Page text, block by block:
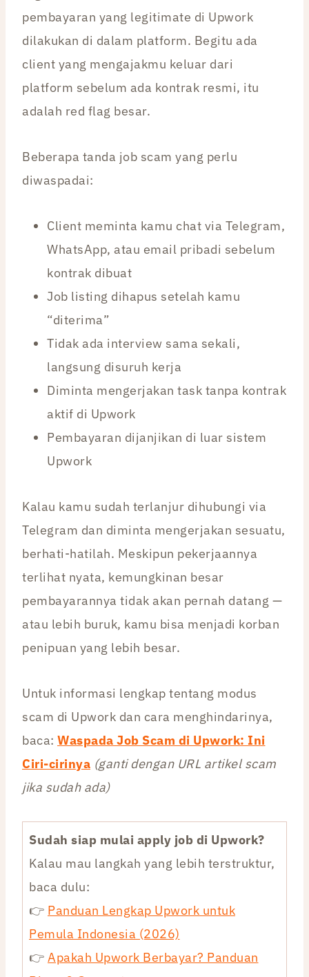
pembayaran yang legitimate di Upwork
dilakukan di dalam platform. Begitu ada
client yang mengajakmu keluar dari
platform sebelum ada kontrak resmi, itu
adalah red flag besar.
Beberapa tanda job scam yang perlu
diwaspadai:
Client meminta kamu chat via Telegram,
WhatsApp, atau email pribadi sebelum
kontrak dibuat
Job listing dihapus setelah kamu
“diterima”
Tidak ada interview sama sekali,
langsung disuruh kerja
Diminta mengerjakan task tanpa kontrak
aktif di Upwork
Pembayaran dijanjikan di luar sistem
Upwork
Kalau kamu sudah terlanjur dihubungi via
Telegram dan diminta mengerjakan sesuatu,
berhati-hatilah. Meskipun pekerjaannya
terlihat nyata, kemungkinan besar
pembayarannya tidak akan pernah datang —
atau lebih buruk, kamu bisa menjadi korban
penipuan yang lebih besar.
Untuk informasi lengkap tentang modus
scam di Upwork dan cara menghindarinya,
baca: Waspada Job Scam di Upwork: Ini
Ciri-cirinya (ganti dengan URL artikel scam
jika sudah ada)
Sudah siap mulai apply job di Upwork?
Kalau mau langkah yang lebih terstruktur,
baca dulu:
👉 Panduan Lengkap Upwork untuk
Pemula Indonesia (2026)
👉 Apakah Upwork Berbayar? Panduan